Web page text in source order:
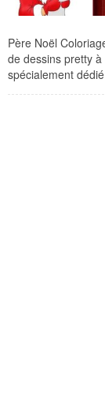
Père Noël
de dessins pretty
spécialement